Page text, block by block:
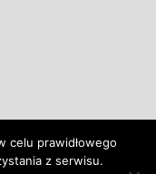
celu prawidłowego
z serwisu.